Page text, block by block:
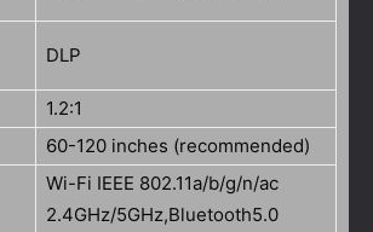
DLP
1.2:1
60-120 inches (recommended)
Wi-Fi IEEE 802.11a/b/g/n/ac
2.4GHz/5GHz,Bluetooth5.0